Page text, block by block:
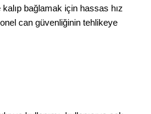
kalıp bağlamak için hassas hız
can güvenliğinin tehlikeye